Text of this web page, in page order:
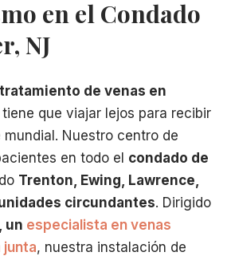
en el Condado
NJ
tratamiento de venas en
tiene que viajar lejos para recibir
Nuestro centro de
en todo el condado de
Trenton, Ewing, Lawrence,
circundantes. Dirigido
un especialista en venas
, nuestra instalación de